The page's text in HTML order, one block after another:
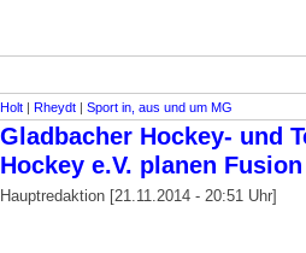
Holt | Rheydt | Sport in, aus und um MG
Gladbacher Hockey- und
Hockey e.V. planen Fusion
Hauptredaktion [21.11.2014 - 20:51 Uhr]